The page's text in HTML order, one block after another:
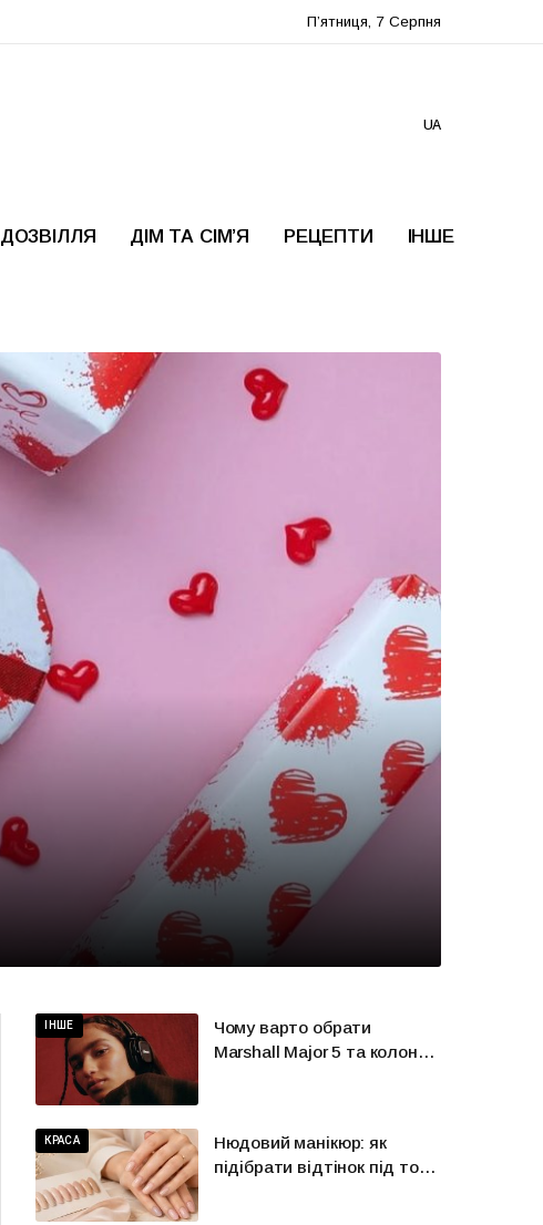
П’ятниця, 7 Серпня
UA
ДОЗВІЛЛЯ ДІМ ТА СІМ’Я РЕЦЕПТИ ІНШЕ
ІНШЕ
Чому варто обрати
Marshall Major 5 та колонку
КРАСА
Нюдовий манікюр: як
підібрати відтінок під тон